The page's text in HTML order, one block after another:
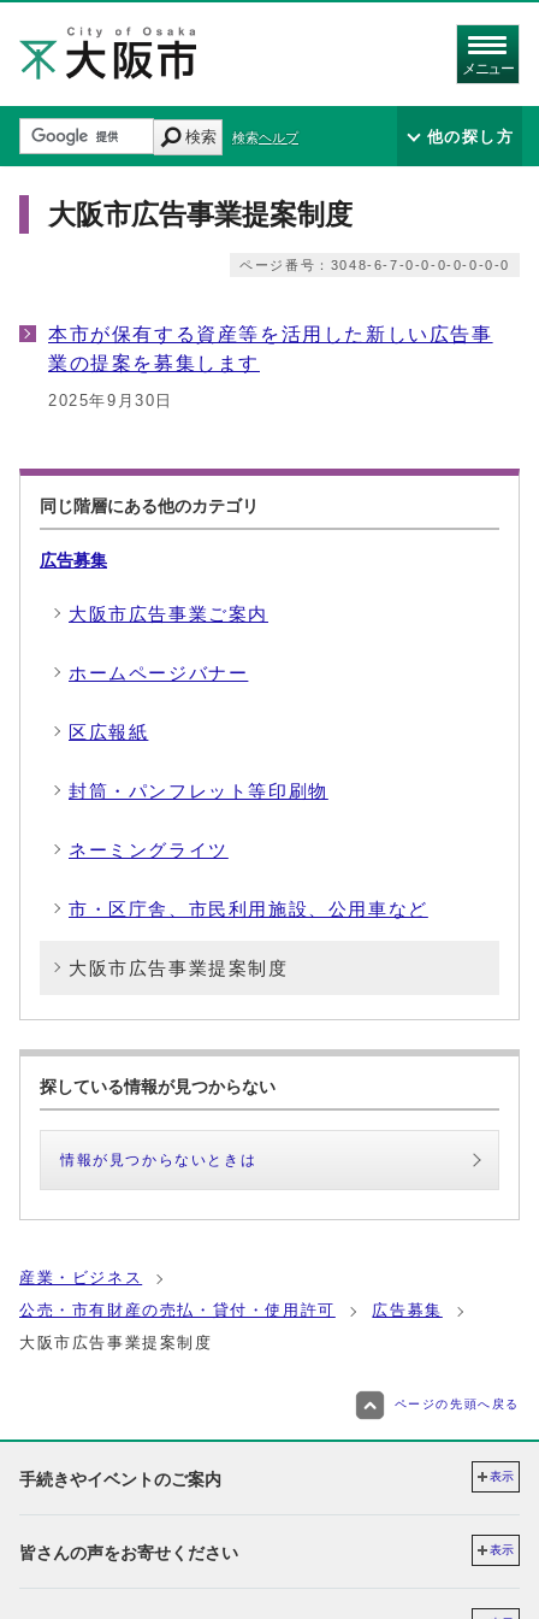
メニュー
検索 検索ヘルプ 他の探し方
大阪市広告事業提案制度
ページ番号：3048-6-7-0-0-0-0-0-0-0
本市が保有する資産等を活用した新しい広告事
業の提案を募集します
2025年9月30日
同じ階層にある他のカテゴリ
広告募集
大阪市広告事業ご案内
ホームページバナー
区広報紙
封筒・パンフレット等印刷物
ネーミングライツ
市・区庁舎、市民利用施設、公用車など
大阪市広告事業提案制度
探している情報が見つからない
情報が見つからないときは
産業・ビジネス
公売・市有財産の売払・貸付・使用許可
広告募集
大阪市広告事業提案制度
ページの先頭へ戻る
手続きやイベントのご案内 表示
皆さんの声をお寄せください 表示